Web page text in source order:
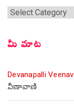
శీర్షికలు
మీ మాట
Devanapalli
వీణావాణి